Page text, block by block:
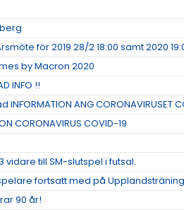
för 2019 28/2 18:00 samt 2020
by Macron 2020
INFO !!
ANG CORONAVIRUSET
CORONAVIRUS COVID-19
vidare till SM-slutspel i futsal.
fortsatt med på
90 år!